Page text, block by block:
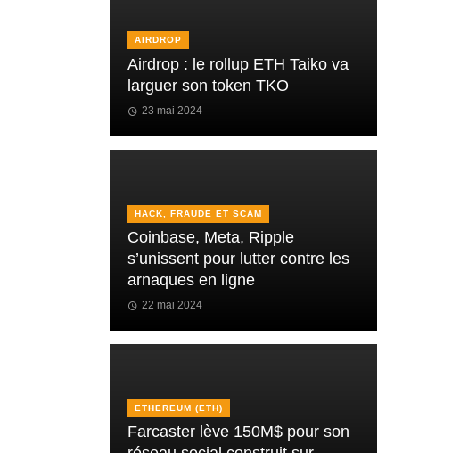
AIRDROP
Airdrop : le rollup ETH Taiko va
larguer son token TKO
23 mai 2024
HACK, FRAUDE ET SCAM
Coinbase, Meta, Ripple
s’unissent pour lutter contre les
arnaques en ligne
22 mai 2024
ETHEREUM (ETH)
Farcaster lève 150M$ pour son